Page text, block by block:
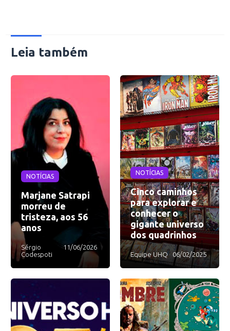
Leia também
NOTÍCIAS
Marjane Satrapi
morreu de
tristeza, aos 56
anos
Sérgio
Codespoti
11/06/2026
NOTÍCIAS
Cinco caminhos
para explorar e
conhecer o
gigante universo
dos quadrinhos
Equipe UHQ 06/02/2025